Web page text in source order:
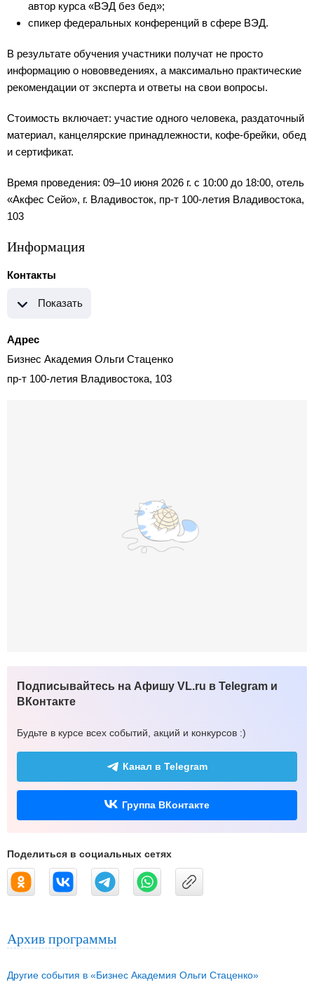
автор курса «ВЭД без бед»;
спикер федеральных конференций в сфере ВЭД.
В результате обучения участники получат не просто
информацию о нововведениях, а максимально практические
рекомендации от эксперта и ответы на свои вопросы.
Стоимость включает: участие одного человека, раздаточный
материал, канцелярские принадлежности, кофе-брейки, обед
и сертификат.
Время проведения: 09–10 июня 2026 г. с 10:00 до 18:00, отель
«Акфес Сейо», г. Владивосток, пр-т 100-летия Владивостока,
103
Информация
Контакты
Показать
Адрес
Бизнес Академия Ольги Стаценко
пр-т 100-летия Владивостока, 103
Подписывайтесь на Афишу VL.ru в Telegram и
ВКонтакте
Будьте в курсе всех событий, акций и конкурсов :)
Канал в Telegram
Группа ВКонтакте
Поделиться в социальных сетях
Архив программы
Другие события в «Бизнес Академия Ольги Стаценко»